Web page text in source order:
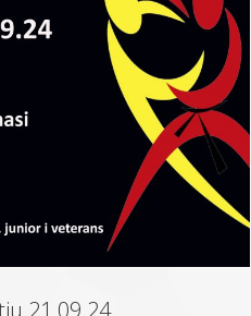
21.09.24